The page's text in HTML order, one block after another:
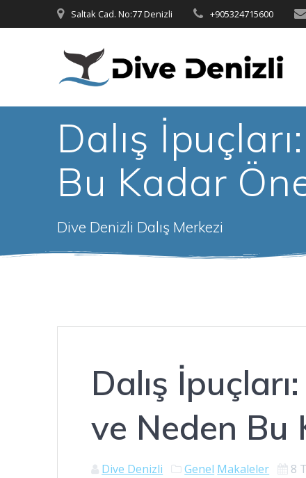
to
Saltak Cad. No:77 Denizli +905324715600
Dalış
Bu Kadar
Dive Denizli Dalış Merkezi
Dalış
ve Neden Bu
Dive Denizli Genel Makaleler 8